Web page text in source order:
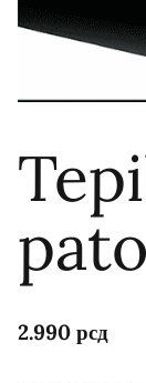
2.990 рсд